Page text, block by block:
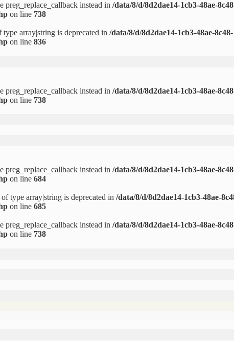
preg_replace_callback instead in /data/8/d/8d2dae14-1cb3-48ae-
on line 738
array|string is deprecated in /data/8/d/8d2dae14-1cb3-48ae-8c48-
on line 836
preg_replace_callback instead in /data/8/d/8d2dae14-1cb3-48ae-
on line 738
preg_replace_callback instead in /data/8/d/8d2dae14-1cb3-48ae-
on line 684
type array|string is deprecated in /data/8/d/8d2dae14-1cb3-48ae-
on line 685
preg_replace_callback instead in /data/8/d/8d2dae14-1cb3-48ae-
on line 738